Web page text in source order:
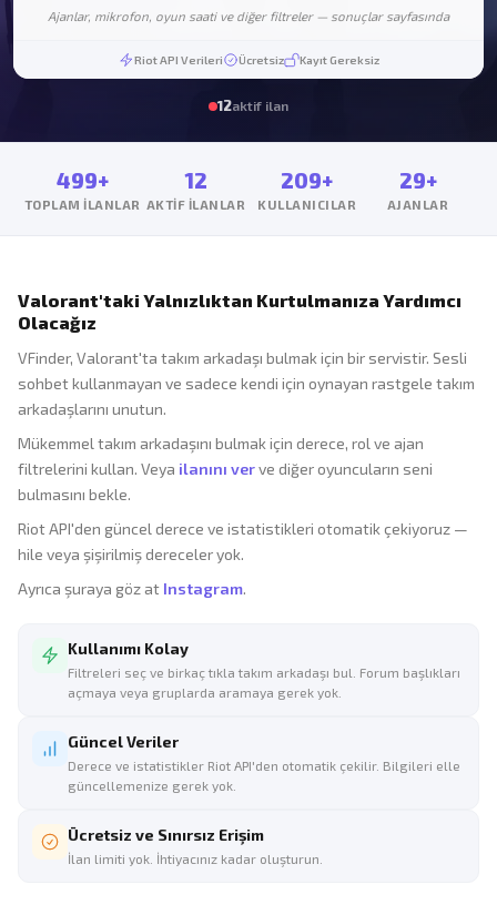
Ajanlar, mikrofon, oyun saati ve diğer filtreler — sonuçlar sayfasında
Riot API Verileri Ücretsiz Kayıt Gereksiz
12aktif ilan
499+
TOPLAM İLANLAR
12
AKTIF İLANLAR
209+
KULLANICILAR
29+
AJANLAR
Valorant'taki Yalnızlıktan Kurtulmanıza Yardımcı
Olacağız
VFinder, Valorant'ta takım arkadaşı bulmak için bir servistir. Sesli
sohbet kullanmayan ve sadece kendi için oynayan rastgele takım
arkadaşlarını unutun.
Mükemmel takım arkadaşını bulmak için derece, rol ve ajan
filtrelerini kullan. Veya ilanını verve diğer oyuncuların seni
bulmasını bekle.
Riot API'den güncel derece ve istatistikleri otomatik çekiyoruz —
hile veya şişirilmiş dereceler yok.
Ayrıca şuraya göz at Instagram.
Kullanımı Kolay
Filtreleri seç ve birkaç tıkla takım arkadaşı bul. Forum başlıkları
açmaya veya gruplarda aramaya gerek yok.
Güncel Veriler
Derece ve istatistikler Riot API'den otomatik çekilir. Bilgileri elle
güncellemenize gerek yok.
Ücretsiz ve Sınırsız Erişim
İlan limiti yok. İhtiyacınız kadar oluşturun.